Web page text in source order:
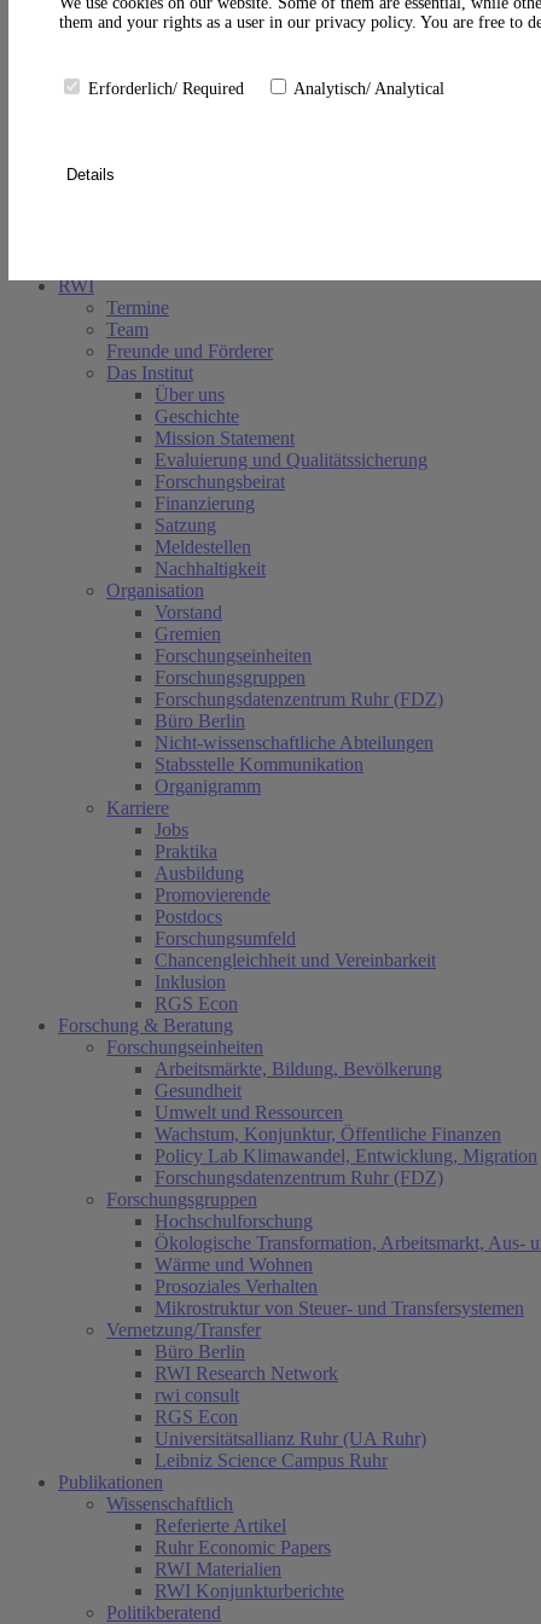
Suche schließen
RWI
Termine
Team
Freunde und Förderer
Das Institut
Über uns
Geschichte
Mission Statement
Evaluierung und Qualitätssicherung
Forschungsbeirat
Finanzierung
Satzung
Meldestellen
Nachhaltigkeit
Organisation
Vorstand
Gremien
Forschungseinheiten
Forschungsgruppen
Forschungsdatenzentrum Ruhr (FDZ)
Büro Berlin
Nicht-wissenschaftliche Abteilungen
Stabsstelle Kommunikation
Organigramm
Karriere
Jobs
Praktika
Ausbildung
Promovierende
Postdocs
Forschungsumfeld
Chancengleichheit und Vereinbarkeit
Inklusion
RGS Econ
Forschung & Beratung
Forschungseinheiten
Arbeitsmärkte, Bildung, Bevölkerung
Gesundheit
Umwelt und Ressourcen
Wachstum, Konjunktur, Öffentliche Finanzen
Policy Lab Klimawandel, Entwicklung, Migration
Forschungsdatenzentrum Ruhr (FDZ)
Forschungsgruppen
Hochschulforschung
Ökologische Transformation, Arbeitsmarkt, Aus-
Wärme und Wohnen
Prosoziales Verhalten
Mikrostruktur von Steuer- und Transfersystemen
Vernetzung/Transfer
Büro Berlin
RWI Research Network
rwi consult
RGS Econ
Universitätsallianz Ruhr (UA Ruhr)
Leibniz Science Campus Ruhr
Publikationen
Wissenschaftlich
Referierte Artikel
Ruhr Economic Papers
RWI Materialien
RWI Konjunkturberichte
Politikberatend
them and your rights as a user in our privacy policy. You are free to
Erforderlich/ Required Analytisch/ Analytical
Details